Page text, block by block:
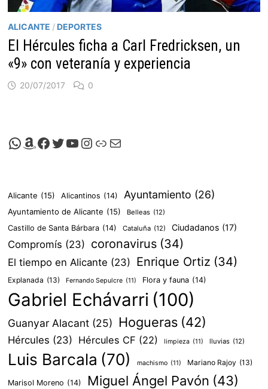
ALICANTE / DEPORTES
El Hércules ficha a Carl Fredricksen, un
«9» con veteranía y experiencia
20/07/2017 0
Canal de Whatsapp de Viscalacant
Comprar en Amazon
Facebook de Viscalacant
Twitter de Viscalacant
Canal de Youtube de Viscalacant
Instagram de Viscalacant
Viscalacant en Polkaverse
Correo electrónico
Alicante (15) Alicantinos (14) Ayuntamiento (26)
Ayuntamiento de Alicante (15) Belleas (12)
Castillo de Santa Bárbara (14) Cataluña (12) Ciudadanos (17)
Compromís (23) coronavirus (34)
El tiempo en Alicante (23) Enrique Ortiz (34)
Explanada (13) Fernando Sepulcre (11) Flora y fauna (14)
Gabriel Echávarri (100)
Guanyar Alacant (25) Hogueras (42)
Hércules (23) Hércules CF (22) limpieza (11) lluvias (12)
Luis Barcala (70) machismo (11) Mariano Rajoy (13)
Marisol Moreno (14) Miguel Ángel Pavón (43)